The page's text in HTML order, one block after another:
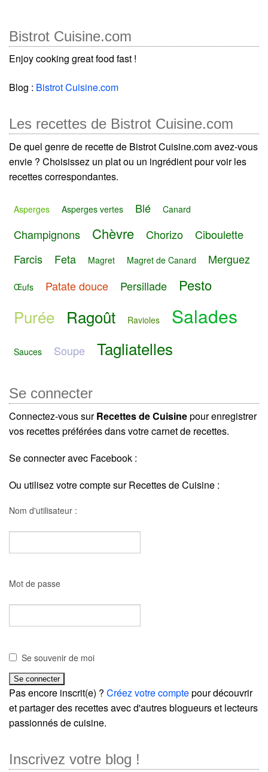
Bistrot Cuisine.com
Enjoy cooking great food fast !
Blog : Bistrot Cuisine.com
Les recettes de Bistrot Cuisine.com
De quel genre de recette de Bistrot Cuisine.com avez-vous
envie ? Choisissez un plat ou un ingrédient pour voir les
recettes correspondantes.
Asperges Asperges vertes Blé Canard
Champignons Chèvre Chorizo
Ciboulette
Farcis
Feta Magret Magret de Canard Merguez
Œufs Patate douce Persillade Pesto
Purée Ragoût Ravioles Salades
Sauces Soupe Tagliatelles
Se connecter
Connectez-vous surRecettes de Cuisinepour enregistrer
vos recettes préférées dans votre carnet de recettes.
Se connecter avec Facebook :
Ou utilisez votre compte sur Recettes de Cuisine :
Nom d'utilisateur :
Mot de passe
Se souvenir de moi
Pas encore inscrit(e) ? Créez votre comptepour découvrir
et partager des recettes avec d'autres blogueurs et lecteurs
passionnés de cuisine.
Inscrivez votre blog !